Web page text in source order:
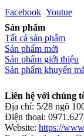
Facebook Youtue
Sản phẩm
Tất cả sản phẩm
Sản phẩm mới
Sản phẩm giới thiệu
Sản phẩm khuyến
Liên hệ với chúng
Địa chỉ: 5/28 ngõ
Điện thoại:
Website: https://